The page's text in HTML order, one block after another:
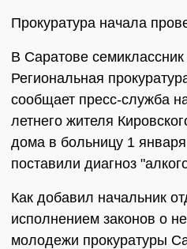
Прокуратура начала
В Саратове
Региональная
сообщает пресс-служба
летнего жителя
дома в больницу 1
поставили диагноз
Как добавил начальник
исполнением законов о
молодежи прокуратуры